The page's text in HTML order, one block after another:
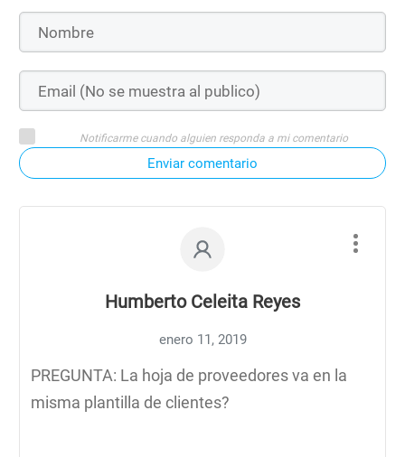
Notificarme cuando alguien responda a mi comentario
Enviar comentario
Humberto Celeita Reyes
enero 11, 2019
PREGUNTA: La hoja de proveedores va en la
misma plantilla de clientes?